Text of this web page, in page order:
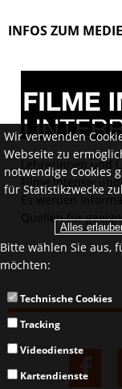
INFOS ZUM
Lehrerinnen und
Filme intensiv
Es werden
Quellen für
Wir verwenden
Webseite zu
notwendige Cookies
für Statistikzwecke
Bitte wählen Sie aus,
möchten:
Technische Cookies
Tracking
Videodienste
Kartendienste